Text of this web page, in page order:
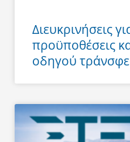
Διευκρινήσεις
προϋποθέσεις
οδηγού